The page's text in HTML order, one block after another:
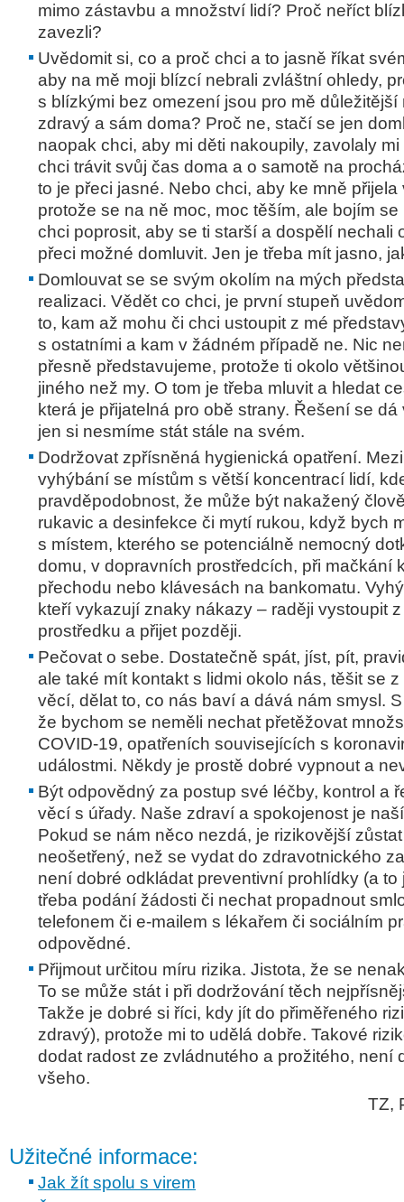
mimo zástavbu a množství lidí? Proč neříct
zavezli?
Uvědomit si, co a proč chci a to jasně říkat
aby na mě moji blízcí nebrali zvláštní ohledy,
s blízkými bez omezení jsou pro mě důležitější
zdravý a sám doma? Proč ne, stačí se jen
naopak chci, aby mi děti nakoupily, zavolaly
chci trávit svůj čas doma a o samotě na
to je přeci jasné. Nebo chci, aby ke mně přijela
protože se na ně moc, moc těším, ale bojím se
chci poprosit, aby se ti starší a dospělí nechali
přeci možné domluvit. Jen je třeba mít jasno,
Domlouvat se se svým okolím na mých
realizaci. Vědět co chci, je první stupeň
to, kam až mohu či chci ustoupit z mé
s ostatními a kam v žádném případě ne. Nic
přesně představujeme, protože ti okolo
jiného než my. O tom je třeba mluvit a hledat
která je přijatelná pro obě strany. Řešení se
jen si nesmíme stát stále na svém.
Dodržovat zpřísněná hygienická opatření.
vyhýbání se místům s větší koncentrací lidí,
pravděpodobnost, že může být nakažený
rukavic a desinfekce či mytí rukou, když bych
s místem, kterého se potenciálně nemocný
domu, v dopravních prostředcích, při mačkání
přechodu nebo klávesách na bankomatu.
kteří vykazují znaky nákazy – raději vystoupit
prostředku a přijet později.
Pečovat o sebe. Dostatečně spát, jíst, pít,
ale také mít kontakt s lidmi okolo nás, těšit se
věcí, dělat to, co nás baví a dává nám smysl.
že bychom se neměli nechat přetěžovat
COVID-19, opatřeních souvisejících s
událostmi. Někdy je prostě dobré vypnout a
Být odpovědný za postup své léčby, kontrol a
věcí s úřady. Naše zdraví a spokojenost je
Pokud se nám něco nezdá, je rizikovější
neošetřený, než se vydat do zdravotnického
není dobré odkládat preventivní prohlídky (a to
třeba podání žádosti či nechat propadnout
telefonem či e-mailem s lékařem či sociálním
odpovědné.
Přijmout určitou míru rizika. Jistota, že se
To se může stát i při dodržování těch
Takže je dobré si říci, kdy jít do přiměřeného
zdravý), protože mi to udělá dobře. Takové
dodat radost ze zvládnutého a prožitého, není
všeho.
TZ,
Užitečné informace:
Jak žít spolu s virem